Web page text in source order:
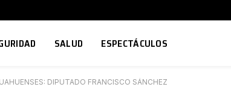
SALUD ESPECTÁCULOS
DIPUTADO FRANCISCO SÁNCHEZ